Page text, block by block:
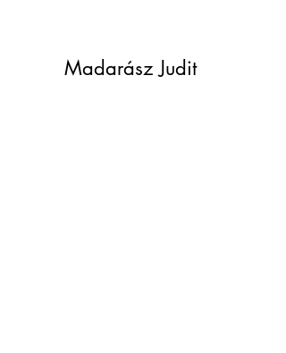
Madarász Judit